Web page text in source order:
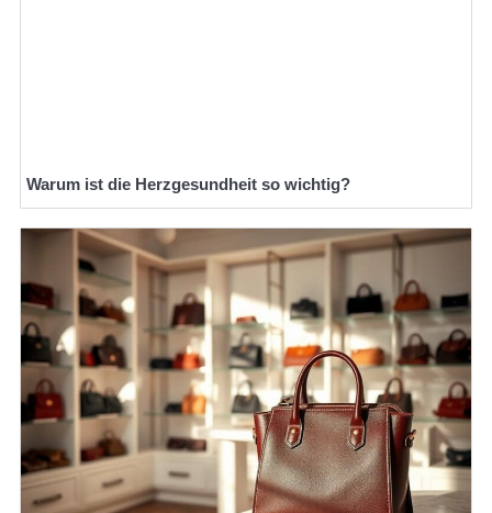
Warum ist die Herzgesundheit so wichtig?